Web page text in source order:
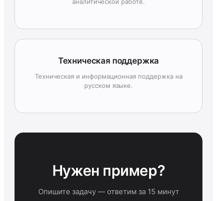
Техническая поддержка
Техническая и информационная поддержка на
русском языке.
Нужен пример?
Опишите задачу — ответим за 15 минут